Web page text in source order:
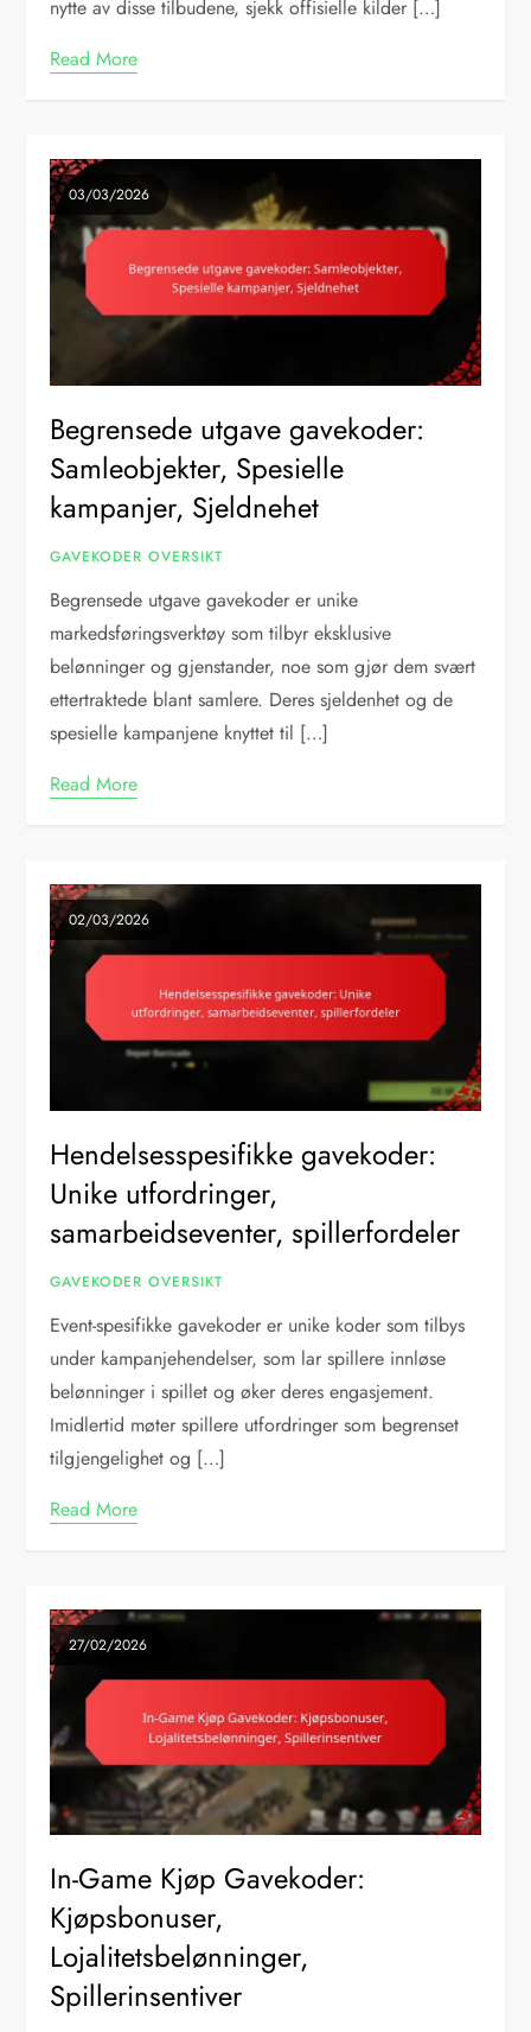
nytte av disse tilbudene, sjekk offisielle kilder […]
Read More
03/03/2026
Begrensede utgave gavekoder:
Samleobjekter, Spesielle
kampanjer, Sjeldnehet
GAVEKODER OVERSIKT
Begrensede utgave gavekoder er unike
markedsføringsverktøy som tilbyr eksklusive
belønninger og gjenstander, noe som gjør dem svært
ettertraktede blant samlere. Deres sjeldenhet og de
spesielle kampanjene knyttet til […]
Read More
02/03/2026
Hendelsesspesifikke gavekoder:
Unike utfordringer,
samarbeidseventer, spillerfordeler
GAVEKODER OVERSIKT
Event-spesifikke gavekoder er unike koder som tilbys
under kampanjehendelser, som lar spillere innløse
belønninger i spillet og øker deres engasjement.
Imidlertid møter spillere utfordringer som begrenset
tilgjengelighet og […]
Read More
27/02/2026
In-Game Kjøp Gavekoder:
Kjøpsbonuser,
Lojalitetsbelønninger,
Spillerinsentiver